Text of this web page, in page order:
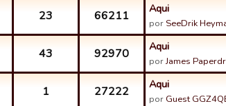
23 66211 Aqui
por SeeDrik
43 92970 Aqui
porJames
1 27222 Aqui
por Guest